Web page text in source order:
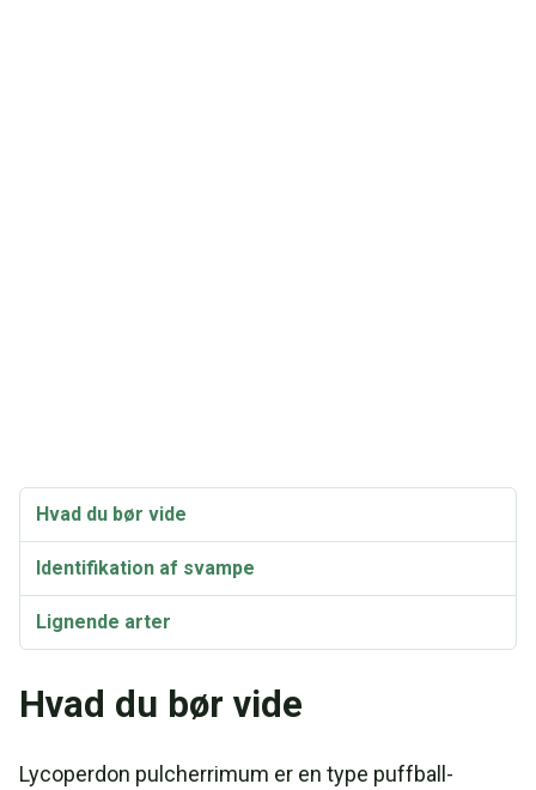
Hvad du bør vide
Identifikation af svampe
Lignende arter
Hvad du bør vide
Lycoperdon pulcherrimum er en type puffball-